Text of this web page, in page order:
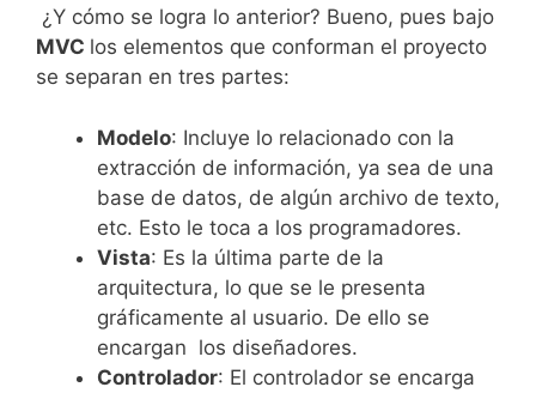
¿Y cómo se logra lo anterior? Bueno, pues bajo
MVC los elementos que conforman el proyecto
se separan en tres partes:
Modelo: Incluye lo relacionado con la
extracción de información, ya sea de una
base de datos, de algún archivo de texto,
etc. Esto le toca a los programadores.
Vista: Es la última parte de la
arquitectura, lo que se le presenta
gráficamente al usuario. De ello se
encargan los diseñadores.
Controlador: El controlador se encarga